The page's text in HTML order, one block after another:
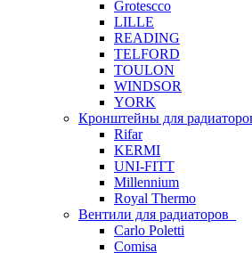
Grotescco
LILLE
READING
TELFORD
TOULON
WINDSOR
YORK
Кронштейны для
Rifar
KERMI
UNI-FITT
Millennium
Royal Thermo
Вентили для радиаторов
Carlo Poletti
Comisa